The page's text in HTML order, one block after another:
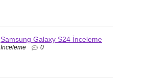
Samsung Galaxy S24 İnceleme
İnceleme 0